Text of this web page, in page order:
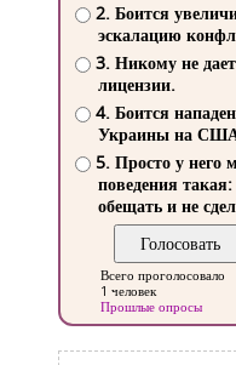
2. Боится
эскалацию
3. Никому не
лицензии.
4. Боится
Украины на
5. Просто у него
поведения такая:
обещать и не
Всего проголосовало
1 человек
Прошлые опросы